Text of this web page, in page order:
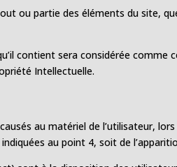
ou partie des éléments du site,
contient sera considérée comme
Intellectuelle.
au matériel de l’utilisateur,
au point 4, soit de